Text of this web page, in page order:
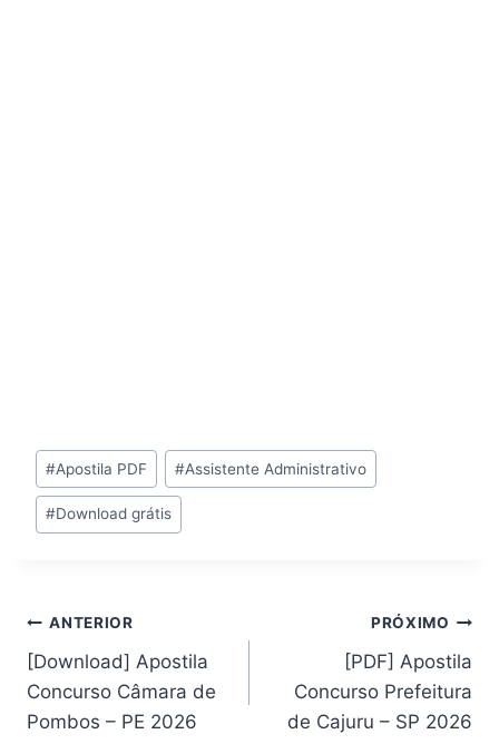
Tags
do
Post:
#Apostila PDF #Assistente Administrativo
#Download grátis
Navegação
de
Post
ANTERIOR
[Download] Apostila
Concurso Câmara de
Pombos – PE 2026
PRÓXIMO
[PDF] Apostila
Concurso Prefeitura
de Cajuru – SP 2026